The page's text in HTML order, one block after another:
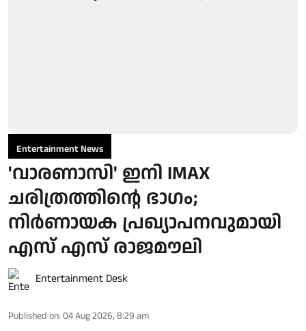
Entertainment News
'വാരണാസി' ഇനി IMAX
ചരിത്രത്തിന്റെ ഭാഗം;
നിർണായക പ്രഖ്യാപനവുമായി
എസ് എസ് രാജമൗലി
Entertainment Desk
Published on: 04 Aug 2026, 8:29 am